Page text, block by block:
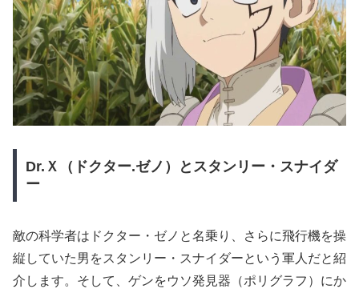
Dr. Ｘ（ドクター.ゼノ）とスタンリー・スナイダ
ー
敵の科学者はドクター・ゼノと名乗り、さらに飛行機を操
縦していた男をスタンリー・スナイダーという軍人だと紹
介します。そして、ゲンをウソ発見器（ポリグラフ）にか